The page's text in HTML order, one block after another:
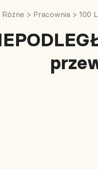
Różne > Pracownia > 100